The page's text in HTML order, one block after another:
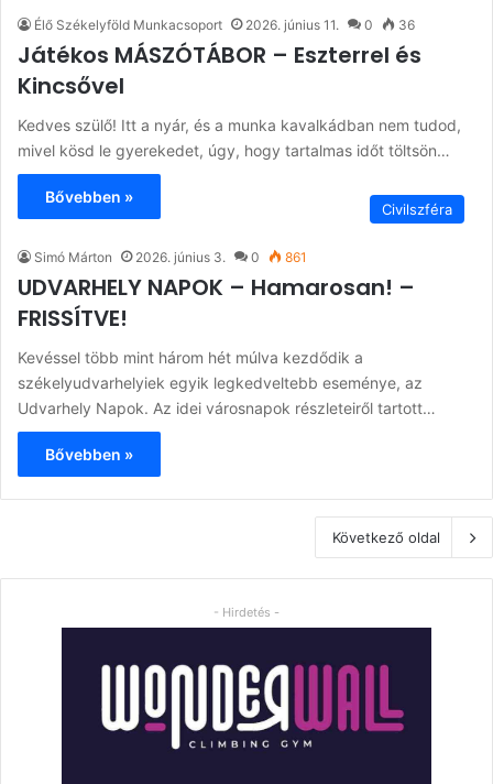
Élő Székelyföld Munkacsoport 2026. június 11. 0 36
Játékos MÁSZÓTÁBOR – Eszterrel és
Kincsővel
Kedves szülő! Itt a nyár, és a munka kavalkádban nem tudod,
mivel kösd le gyerekedet, úgy, hogy tartalmas időt töltsön…
Bővebben »
Civilszféra
Simó Márton 2026. június 3. 0 861
UDVARHELY NAPOK – Hamarosan! –
FRISSÍTVE!
Kevéssel több mint három hét múlva kezdődik a
székelyudvarhelyiek egyik legkedveltebb eseménye, az
Udvarhely Napok. Az idei városnapok részleteiről tartott…
Bővebben »
Következő oldal
- Hirdetés -